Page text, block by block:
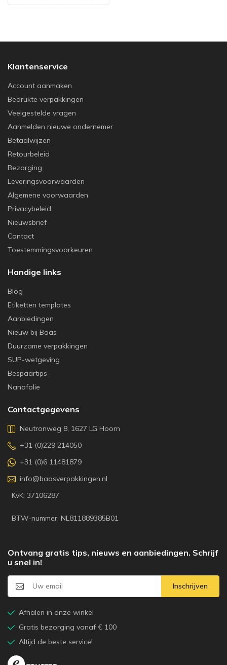
Klantenservice
Account aanmaken
Bedrukte verpakkingen
Veelgestelde vragen
Aanmelden nieuwe ondernemer
Betaalwijzen
Retourbeleid
Bezorging
Leveringsvoorwaarden
Algemene voorwaarden
Privacybeleid
Nieuwsbrief
Contact
Toestemmingsvoorkeuren
Handige links
Blog
Etiketten templates
Aanbiedingen
Nieuw bij Baas
Duurzame verpakkingen
SUP-wetgeving
Bespaartips
Nanofolie
Contactgegevens
Neutronweg 8, 1627 LG Hoorn
+31 (0)229 214050
+31 (0)6 11481879
info@baasverpakkingen.nl
KvK: 37106287
BTW-nummer: NL811889385B01
Ontvang gratis tips, nieuws en aanbiedingen. Schrijf
u snel in!
Inschrijven
Afhalen in onze winkel
Gratis bezorging vanaf € 100
Altijd de beste service!